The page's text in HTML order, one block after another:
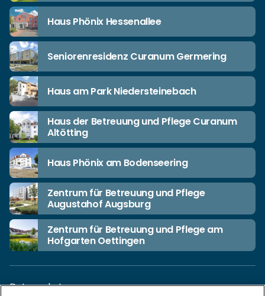
Haus Phönix Hessenallee
Seniorenresidenz Curanum Germering
Haus am Park Niedersteinebach
Haus der Betreuung und Pflege Curanum
Altötting
Haus Phönix am Bodenseering
Zentrum für Betreuung und Pflege
Augustahof Augsburg
Zentrum für Betreuung und Pflege am
Hofgarten Oettingen
Datenschutz